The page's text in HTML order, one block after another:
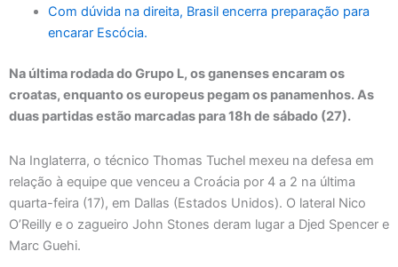
Com dúvida na direita, Brasil encerra preparação para
encarar Escócia.
Na última rodada do Grupo L, os ganenses encaram os
croatas, enquanto os europeus pegam os panamenhos. As
duas partidas estão marcadas para 18h de sábado (27).
Na Inglaterra, o técnico Thomas Tuchel mexeu na defesa em
relação à equipe que venceu a Croácia por 4 a 2 na última
quarta-feira (17), em Dallas (Estados Unidos). O lateral Nico
O’Reilly e o zagueiro John Stones deram lugar a Djed Spencer e
Marc Guehi.